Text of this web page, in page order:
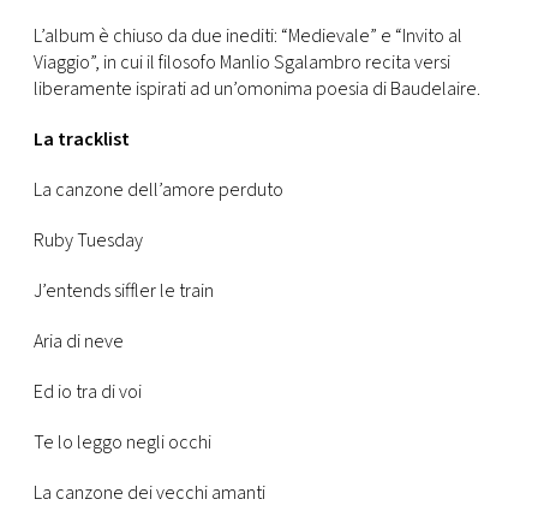
CONSIGLIA
L’album è chiuso da due inediti: “Medievale” e “Invito al
Viaggio”, in cui il filosofo Manlio Sgalambro recita versi
liberamente ispirati ad un’omonima poesia di Baudelaire.
La tracklist
La canzone dell’amore perduto
Ruby Tuesday
J’entends siffler le train
Aria di neve
Ed io tra di voi
Te lo leggo negli occhi
La canzone dei vecchi amanti